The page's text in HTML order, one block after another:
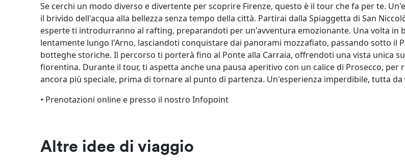
Se cerchi un modo diverso e divertente per scoprire Firenze, questo è il tour che fa per te.
il brivido dell'acqua alla bellezza senza tempo della città. Partirai dalla Spiaggetta di San
esperte ti introdurranno al rafting, preparandoti per un'avventura emozionante. Una volta in
lentamente lungo l'Arno, lasciandoti conquistare dai panorami mozzafiato, passando sotto il
botteghe storiche. Il percorso ti porterà fino al Ponte alla Carraia, offrendoti una vista unica
fiorentina. Durante il tour, ti aspetta anche una pausa aperitivo con un calice di Prosecco, per
ancora più speciale, prima di tornare al punto di partenza. Un'esperienza imperdibile, tutta da
• Prenotazioni online e presso il nostro Infopoint
Altre idee di viaggio